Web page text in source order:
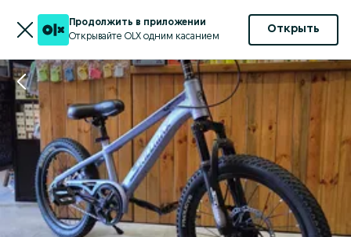
Продолжить в приложении
Открывайте OLX одним касанием
Открыть